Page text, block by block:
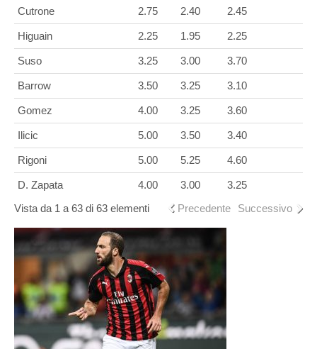
Cutrone 2.75 2.40 2.45
Higuain 2.25 1.95 2.25
Suso 3.25 3.00 3.70
Barrow 3.50 3.25 3.10
Gomez 4.00 3.25 3.60
Ilicic 5.00 3.50 3.40
Rigoni 5.00 5.25 4.60
D. Zapata 4.00 3.00
3.25
Vista da 1 a 63 di 63 elementi
Precedente Successivo